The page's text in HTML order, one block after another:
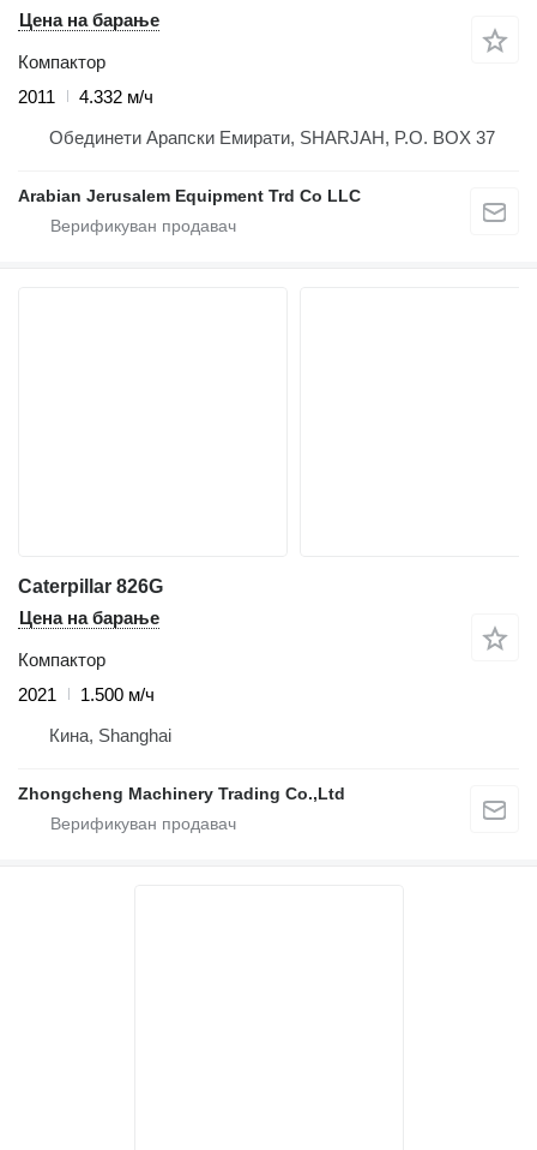
Цена на барање
Компактор
2011
4.332 м/ч
Обединети Арапски Емирати, SHARJAH, P.O. BOX 37
Arabian Jerusalem Equipment Trd Co LLC
Caterpillar 826G
Цена на барање
Компактор
2021
1.500 м/ч
Кина, Shanghai
Zhongcheng Machinery Trading Co.,Ltd